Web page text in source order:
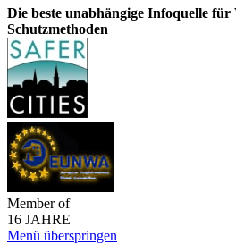
Die beste unabhängige Infoquelle
Schutzmethoden
Member of
16 JAHRE
Menü überspringen